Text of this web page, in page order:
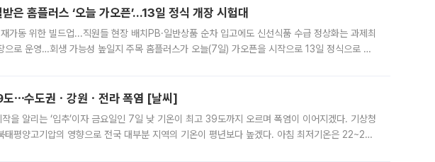
은 홈플러스 ‘오늘 가오픈’...13일 정식 개장 시험대
가동 위한 빌드업...직원들 현장 배치PB·일반상품 순차 입고에도 신선식품 수급 정상화는 과제최
으로 운영…회생 가능성 높일지 주목 홈플러스가 오늘(7일) 가오픈을 시작으로 13일 정식으로 재
⋯수도권ㆍ강원ㆍ전라 폭염 [날씨]
을 알리는 ‘입추’이자 금요일인 7일 낮 기온이 최고 39도까지 오르며 폭염이 이어지겠다. 기상청
태평양고기압의 영향으로 전국 대부분 지역의 기온이 평년보다 높겠다. 아침 최저기온은 22~27